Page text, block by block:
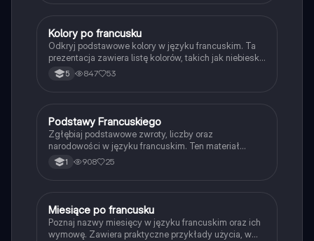
Język francuski
Kolory po francusku
Odkryj podstawowe kolory w języku francuskim. Ta
prezentacja zawiera listę kolorów, takich jak niebieski,
pomarańczowy, żółty i wiele innych, wraz z ich
tłumaczeniami na język polski. Idealne dla uczniów
5 847 53
Język francuski
Podstawy Francuskiego
Zgłębiaj podstawowe zwroty, liczby oraz
narodowości w języku francuskim. Ten materiał
obejmuje powitania, pytania o wiek, oraz zasady
dotyczące rodzajów gramatycznych. Idealne dla
1 908 25
Język francuski
Miesiące po francusku
Poznaj nazwy miesięcy w języku francuskim oraz ich
wymowę. Zawiera praktyczne przykłady użycia, w